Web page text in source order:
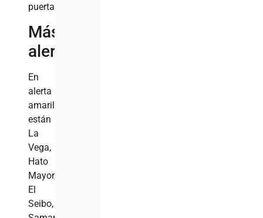
puertas.
Más
alertas
En
alerta
amarilla
están
La
Vega,
Hato
Mayor,
El
Seibo,